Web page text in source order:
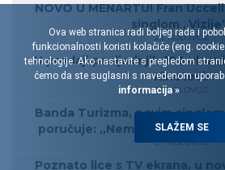
NOVO U MENARTU! Fran
singlom
23. KOLOVOZ
U prodaji posljednjih 100
Kinoteci!
21. KOLOVOZ
Banda Turizma, novim singlom
poručuje: „Nemoj ići u
07. KOLOVOZ
Poznato lice s TV ekrana, u
Ova web stranica radi boljeg rada i
funkcionalnosti koristi kolačiće (eng.
tehnologije. Ako nastavite s pregledom
ćemo da ste suglasni s navedenom
informacija »
SLAŽEM SE